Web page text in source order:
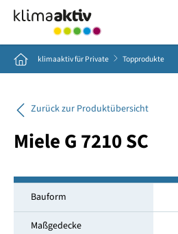
Home klimaaktiv für Private Topprodukte
Zurück zur Produktübersicht
Miele G 7210 SC
Bauform
Maßgedecke